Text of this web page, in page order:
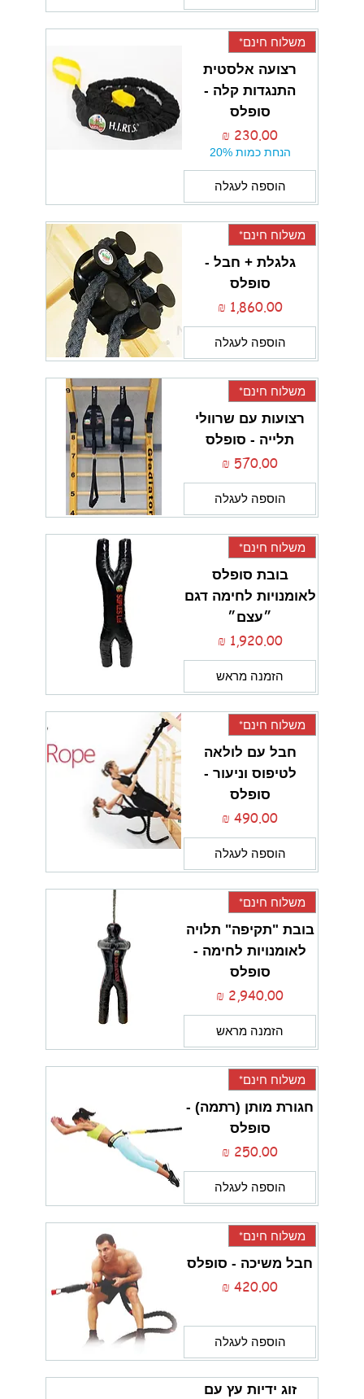
משלוח חינם*
רצועה אלסטית
התנגדות קלה -
סופלס
מחיר
הנחת כמות 20%
הוספה לעגלה
משלוח חינם*
גלגלת + חבל -
סופלס
מחיר‏1,860.00 ‏₪
הוספה לעגלה
משלוח חינם*
רצועות עם שרוולי
תלייה - סופלס
מחיר
הוספה לעגלה
משלוח חינם*
בובת סופלס
לאומנויות לחימה דגם
״עצם״
מחיר‏1,920.00 ‏₪
הזמנה מראש
משלוח חינם*
חבל עם לולאה
לטיפוס וניעור -
סופלס
מחיר
הוספה לעגלה
משלוח חינם*
בובת "תקיפה" תלויה
לאומנויות לחימה -
סופלס
מחיר
הזמנה מראש
משלוח חינם*
חגורת מותן (רתמה) -
סופלס
מחיר
הוספה לעגלה
משלוח חינם*
חבל משיכה - סופלס
מחיר
הוספה לעגלה
זוג ידיות עץ עם